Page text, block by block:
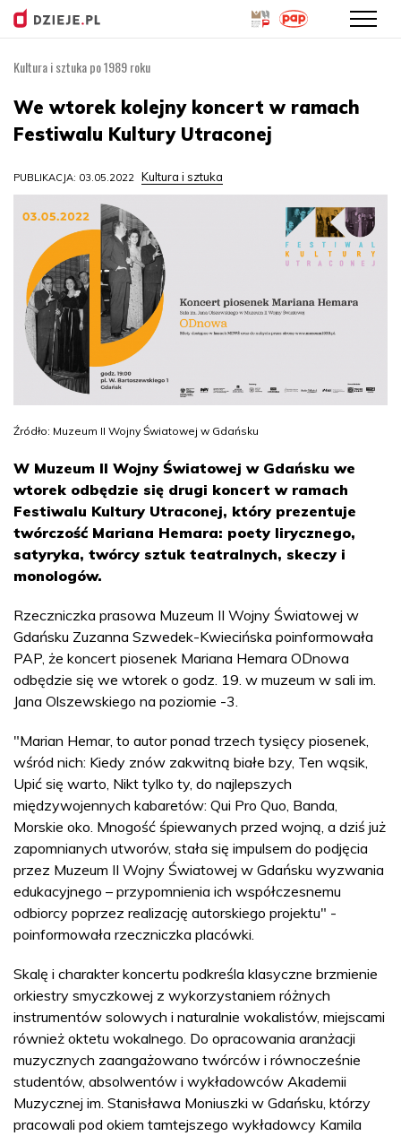
treści
Kultura i sztuka po 1989 roku
We wtorek kolejny koncert w ramach
Festiwalu Kultury Utraconej
PUBLIKACJA: 03.05.2022 Kultura i sztuka
Źródło: Muzeum II Wojny Światowej w Gdańsku
W Muzeum II Wojny Światowej w Gdańsku we
wtorek odbędzie się drugi koncert w ramach
Festiwalu Kultury Utraconej, który prezentuje
twórczość Mariana Hemara: poety lirycznego,
satyryka, twórcy sztuk teatralnych, skeczy i
monologów.
Rzeczniczka prasowa Muzeum II Wojny Światowej w
Gdańsku Zuzanna Szwedek-Kwiecińska poinformowała
PAP, że koncert piosenek Mariana Hemara ODnowa
odbędzie się we wtorek o godz. 19. w muzeum w sali im.
Jana Olszewskiego na poziomie -3.
"Marian Hemar, to autor ponad trzech tysięcy piosenek,
wśród nich: Kiedy znów zakwitną białe bzy, Ten wąsik,
Upić się warto, Nikt tylko ty, do najlepszych
międzywojennych kabaretów: Qui Pro Quo, Banda,
Morskie oko. Mnogość śpiewanych przed wojną, a dziś już
zapomnianych utworów, stała się impulsem do podjęcia
przez Muzeum II Wojny Światowej w Gdańsku wyzwania
edukacyjnego – przypomnienia ich współczesnemu
odbiorcy poprzez realizację autorskiego projektu" -
poinformowała rzeczniczka placówki.
Skalę i charakter koncertu podkreśla klasyczne brzmienie
orkiestry smyczkowej z wykorzystaniem różnych
instrumentów solowych i naturalnie wokalistów, miejscami
również oktetu wokalnego. Do opracowania aranżacji
muzycznych zaangażowano twórców i równocześnie
studentów, absolwentów i wykładowców Akademii
Muzycznej im. Stanisława Moniuszki w Gdańsku, którzy
pracowali pod okiem tamtejszego wykładowcy Kamila